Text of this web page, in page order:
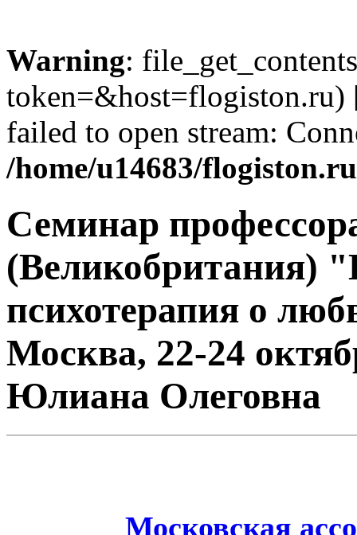
Warning:
token=&host=flogiston.ru)
failed to open stream:
/home/u14683/
Семинар
(Великобритания)
психотерапия о
Москва, 22-24
Юлиана Олеговна
Московская